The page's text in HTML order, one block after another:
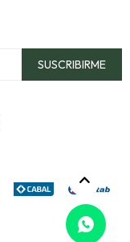
SUSCRIBIRME